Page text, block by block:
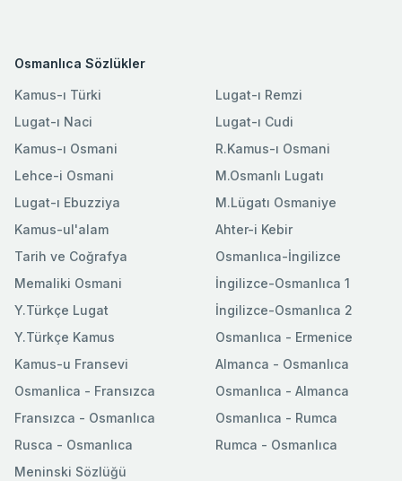
Osmanlıca Sözlükler
Kamus-ı Türki
Lugat-ı Naci
Kamus-ı Osmani
Lehce-i Osmani
Lugat-ı Ebuzziya
Lugat-ı Remzi
Lugat-ı Cudi
R.Kamus-ı Osmani
M.Osmanlı Lugatı
M.Lügatı Osmaniye
Kamus-ul'alam
Tarih ve Coğrafya
Memaliki Osmani
Y.Türkçe Lugat
Y.Türkçe Kamus
Ahter-i Kebir
Osmanlıca-İngilizce
İngilizce-Osmanlıca 1
İngilizce-Osmanlıca 2
Osmanlıca - Ermenice
Kamus-u Fransevi
Osmanlica - Fransızca
Fransızca - Osmanlıca
Rusca - Osmanlıca
Meninski Sözlüğü
Almanca - Osmanlıca
Osmanlıca - Almanca
Osmanlıca - Rumca
Rumca - Osmanlıca